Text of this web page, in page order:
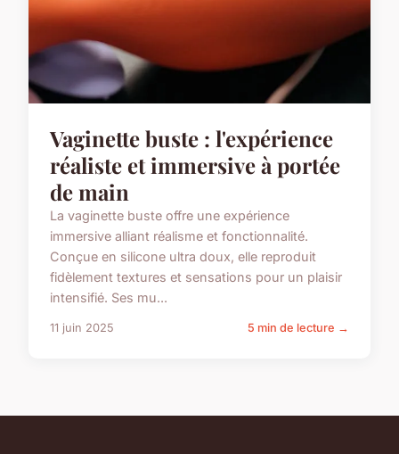
Vaginette buste : l'expérience
réaliste et immersive à portée
de main
La vaginette buste offre une expérience
immersive alliant réalisme et fonctionnalité.
Conçue en silicone ultra doux, elle reproduit
fidèlement textures et sensations pour un plaisir
intensifié. Ses mu...
11 juin 2025 5 min de lecture →